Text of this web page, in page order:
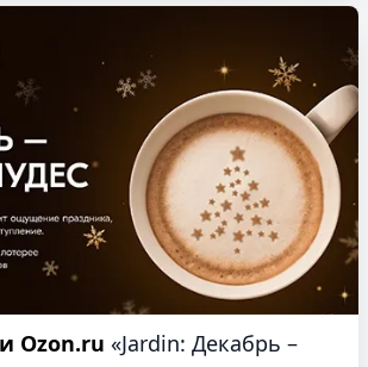
Ozon.ru «Jardin: Декабрь –